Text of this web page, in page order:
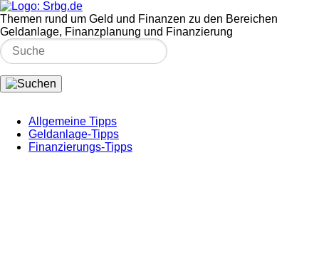
Themen rund um Geld und Finanzen zu den Bereichen
Geldanlage, Finanzplanung und Finanzierung
Allgemeine Tipps
Geldanlage-Tipps
Finanzierungs-Tipps